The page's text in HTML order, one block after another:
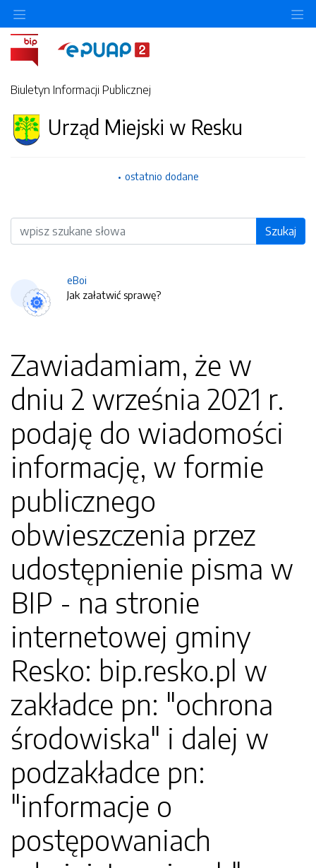
Biuletyn Informacji Publicznej
Urząd Miejski w Resku
ostatnio dodane
Wyszukiwarka Szukaj
eBoi
Jak załatwić sprawę?
Zawiadamiam, że w
dniu 2 września 2021 r.
podaję do wiadomości
informację, w formie
publicznego
obwieszczenia przez
udostępnienie pisma w
BIP - na stronie
internetowej gminy
Resko: bip.resko.pl w
zakładce pn: "ochrona
środowiska" i dalej w
podzakładce pn:
"informacje o
postępowaniach